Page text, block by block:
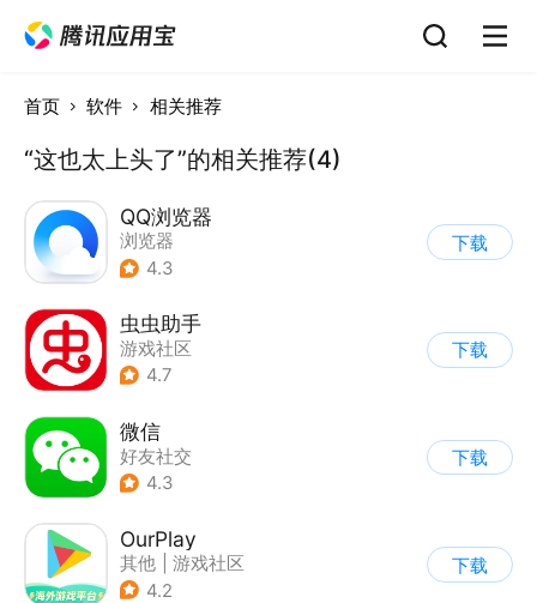
首页 软件 相关推荐
“这也太上头了”的相关推荐(4)
QQ浏览器
浏览器
4.3
下载
虫虫助手
游戏社区
4.7
下载
微信
好友社交
4.3
下载
OurPlay
其他
游戏社区
4.2
下载